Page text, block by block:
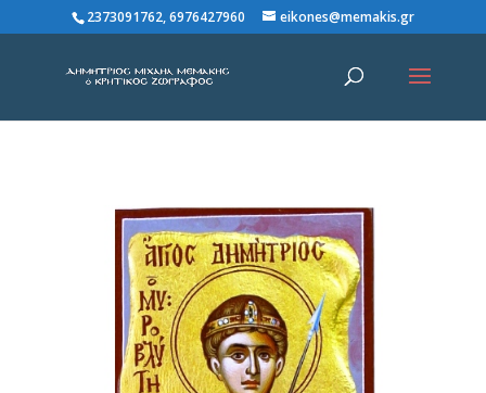
2373091762, 6976427960 eikones@memakis.gr